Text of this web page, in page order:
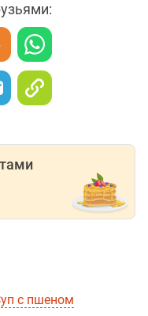
с пшеном